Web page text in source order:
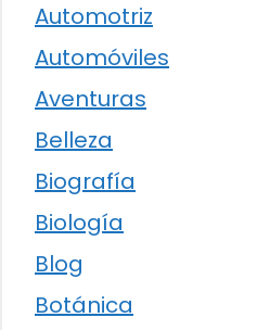
Automotriz
Automóviles
Aventuras
Belleza
Biografía
Biología
Blog
Botánica